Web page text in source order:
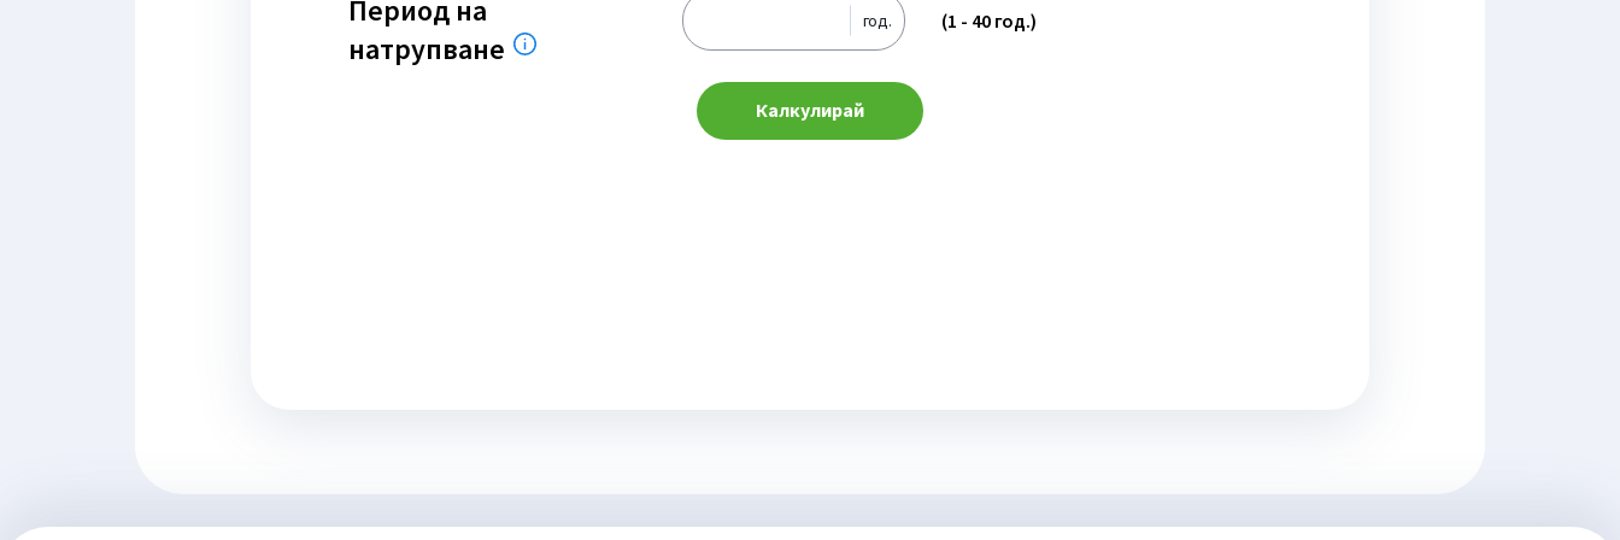
Период на
натрупване За стандартен тип фонд – посочете брой години, през които планирате да
год. (1 - 40 год.)
Калкулирай